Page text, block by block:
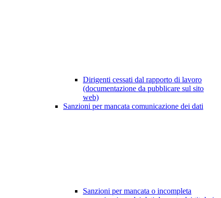
Dirigenti cessati dal rapporto di lavoro
(documentazione da pubblicare sul sito
web)
Sanzioni per mancata comunicazione dei dati
Sanzioni per mancata o incompleta